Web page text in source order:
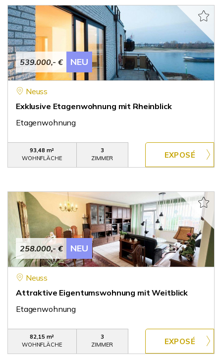
539.000,- € NEU
Neuss
Exklusive Etagenwohnung mit Rheinblick
Etagenwohnung
93,48 m²
WOHNFLÄCHE
3
ZIMMER
258.000,- € NEU
Neuss
Attraktive Eigentumswohnung mit Weitblick
Etagenwohnung
82,15 m²
WOHNFLÄCHE
3
ZIMMER